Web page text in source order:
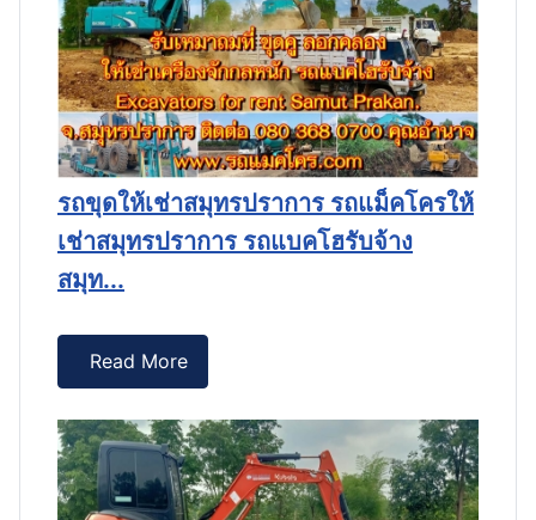
รถขุดให้เช่าสมุทรปราการ รถแม็คโครให้
เช่าสมุทรปราการ รถแบคโฮรับจ้าง
สมุท...
Read More